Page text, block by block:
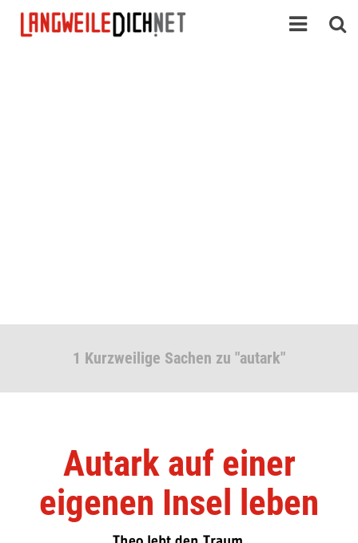
1 Kurzweilige Sachen zu "autark"
Autark auf einer
eigenen Insel leben